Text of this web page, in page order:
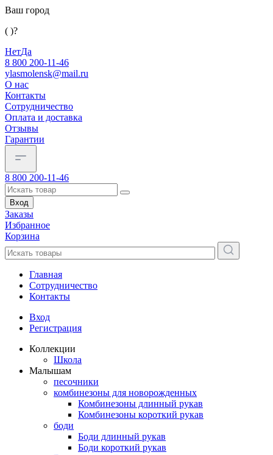
Ваш город
( )?
НетДа
8 800 200-11-46
ylasmolensk@mail.ru
О нас
Контакты
Сотрудничество
Оплата и доставка
Отзывы
Гарантии
8 800 200-11-46
Вход
Заказы
Избранное
Корзина
Главная
Сотрудничество
Контакты
Вход
Регистрация
Коллекции
Школа
Малышам
песочники
комбинезоны для новорожденных
Комбинезоны длинный рукав
Комбинезоны короткий рукав
боди
Боди длинный рукав
Боди короткий рукав